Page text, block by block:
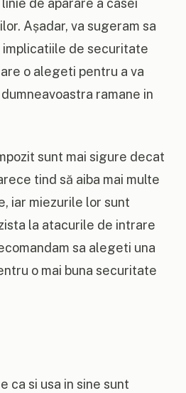
de aparare a casei
Așadar, va sugeram sa
de securitate
o alegeti pentru a va
ramane in
sunt mai sigure decat
tind să aiba mai multe
iar miezurile lor sunt
la atacurile de intrare
sa alegeti una
o mai buna securitate
ca si usa in sine sunt